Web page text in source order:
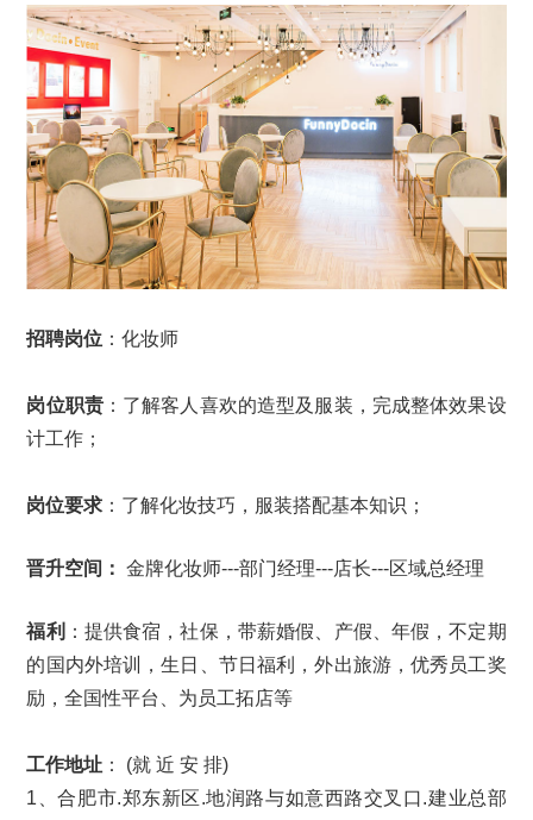
招聘岗位 ：化妆师
岗位职责：了解客人喜欢的造型及服装，完成整体效果设
计工作；
岗位要求 ： 了解化妆技巧，服装搭配基本知识；
晋升空间： 金牌化妆师---部门经理---店长---区域总经理
福利 ：提供食宿，社保，带薪婚假、产假、年假，不定期
的国内外培训，生日、节日福利，外出旅游，优秀员工奖
励，全国性平台、为员工拓店等
工作地址 ： (就 近 安 排)
1、合肥市.郑东新区.地润路与如意西路交叉口.建业总部